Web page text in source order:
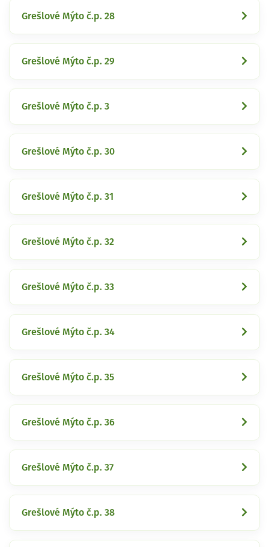
Grešlové Mýto č.p. 28
Grešlové Mýto č.p. 29
Grešlové Mýto č.p. 3
Grešlové Mýto č.p. 30
Grešlové Mýto č.p. 31
Grešlové Mýto č.p. 32
Grešlové Mýto č.p. 33
Grešlové Mýto č.p. 34
Grešlové Mýto č.p. 35
Grešlové Mýto č.p. 36
Grešlové Mýto č.p. 37
Grešlové Mýto č.p. 38